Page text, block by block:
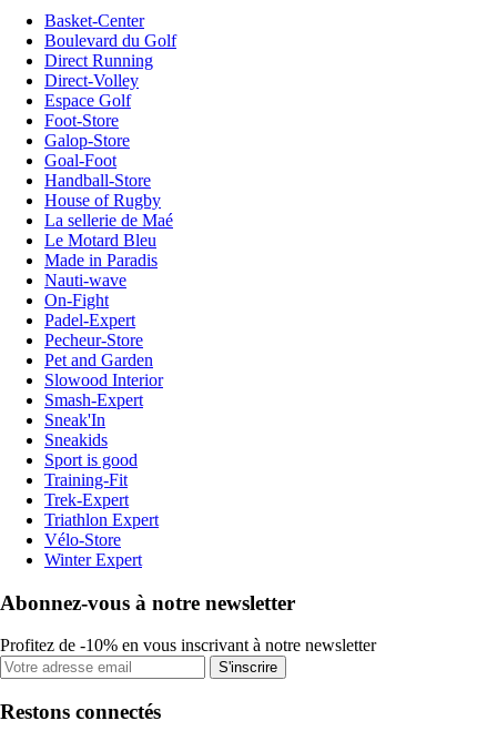
Basket-Center
Boulevard du Golf
Direct Running
Direct-Volley
Espace Golf
Foot-Store
Galop-Store
Goal-Foot
Handball-Store
House of Rugby
La sellerie de Maé
Le Motard Bleu
Made in Paradis
Nauti-wave
On-Fight
Padel-Expert
Pecheur-Store
Pet and Garden
Slowood Interior
Smash-Expert
Sneak'In
Sneakids
Sport is good
Training-Fit
Trek-Expert
Triathlon Expert
Vélo-Store
Winter Expert
Abonnez-vous à notre newsletter
Profitez de -10% en vous inscrivant à notre newsletter
S'inscrire
Restons connectés